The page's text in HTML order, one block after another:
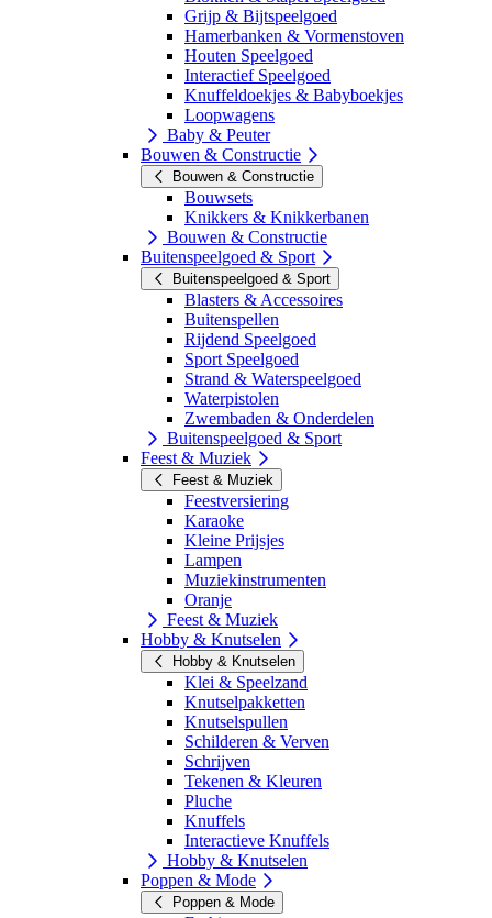
Grijp & Bijtspeelgoed
Hamerbanken & Vormenstoven
Houten Speelgoed
Interactief Speelgoed
Knuffeldoekjes & Babyboekjes
Loopwagens
Baby & Peuter
Bouwen & Constructie
Bouwen & Constructie
Bouwsets
Knikkers & Knikkerbanen
Bouwen & Constructie
Buitenspeelgoed & Sport
Buitenspeelgoed & Sport
Blasters & Accessoires
Buitenspellen
Rijdend Speelgoed
Sport Speelgoed
Strand & Waterspeelgoed
Waterpistolen
Zwembaden & Onderdelen
Buitenspeelgoed & Sport
Feest & Muziek
Feest & Muziek
Feestversiering
Karaoke
Kleine Prijsjes
Lampen
Muziekinstrumenten
Oranje
Feest & Muziek
Hobby & Knutselen
Hobby & Knutselen
Klei & Speelzand
Knutselpakketten
Knutselspullen
Schilderen & Verven
Schrijven
Tekenen & Kleuren
Pluche
Knuffels
Interactieve Knuffels
Hobby & Knutselen
Poppen & Mode
Poppen & Mode